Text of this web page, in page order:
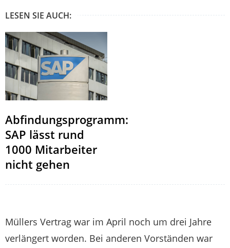
LESEN SIE AUCH:
Abfindungsprogramm:
SAP lässt rund
1000 Mitarbeiter
nicht gehen
Müllers Vertrag war im April noch um drei Jahre
verlängert worden. Bei anderen Vorständen war